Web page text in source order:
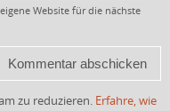
Website für die nächste
zu reduzieren. Erfahre, wie